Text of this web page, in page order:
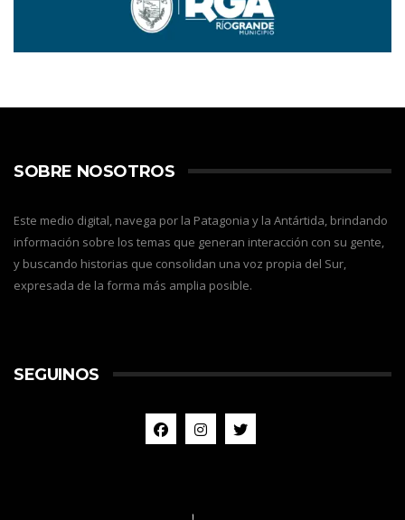
SOBRE NOSOTROS
Este medio digital, navega por la Patagonia y la Antártida, brindando
información sobre los temas que generan interacción con su gente,
y buscando historias que consolidan una voz propia del Sur,
expresada de la forma más amplia posible.
SEGUINOS